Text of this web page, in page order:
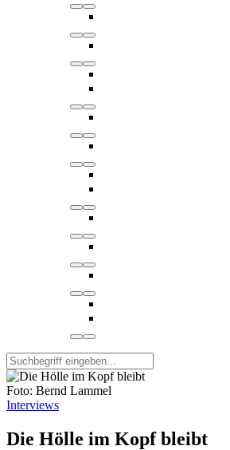
Foto: Bernd Lammel
Interviews
Die Hölle im Kopf bleibt